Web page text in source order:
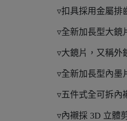
▿扣具採用金屬排
▿全新加長型大鏡
▿大鏡片，又稱外
▿全新加長型內墨
▿五件式全可拆內
▿內襯採 3D 立體